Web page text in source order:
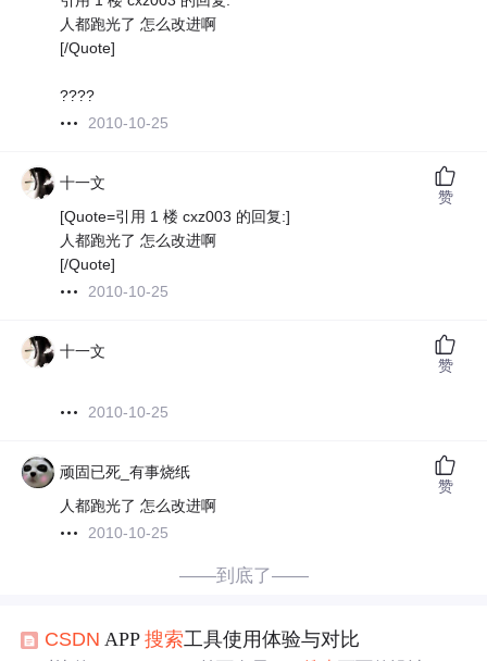
人都跑光了 怎么改进啊
[/Quote]
????
2010-10-25
十一文
[Quote=引用 1 楼 cxz003 的回复:]
人都跑光了 怎么改进啊
[/Quote]
2010-10-25
赞
十一文
2010-10-25
赞
顽固已死_有事烧纸
人都跑光了 怎么改进啊
2010-10-25
赞
——到底了——
CSDN APP搜索工具使用体验与对比